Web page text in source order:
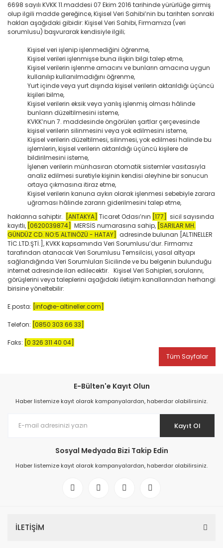
6698 sayılı KVKK 11.maddesi 07 Ekim 2016 tarihinde yürürlüğe girmiş
olup ilgili madde gereğince, Kişisel Veri Sahibi’nin bu tarihten sonraki
hakları aşağıdaki gibidir: Kişisel Veri Sahibi, Firmamıza (veri
sorumlusu) başvurarak kendisiyle ilgili;
Kişisel veri işlenip işlenmediğini öğrenme,
Kişisel verileri işlenmişse buna ilişkin bilgi talep etme,
Kişisel verilerin işlenme amacını ve bunların amacına uygun
kullanılıp kullanılmadığını öğrenme,
Yurt içinde veya yurt dışında kişisel verilerin aktarıldığı üçüncü
kişileri bilme,
Kişisel verilerin eksik veya yanlış işlenmiş olması hâlinde
bunların düzeltilmesini isteme,
KVKK’nun 7. maddesinde öngörülen şartlar çerçevesinde
kişisel verilerin silinmesini veya yok edilmesini isteme,
Kişisel verilerin düzeltilmesi, silinmesi, yok edilmesi halinde bu
işlemlerin, kişisel verilerin aktarıldığı üçüncü kişilere de
bildirilmesini isteme,
İşlenen verilerin münhasıran otomatik sistemler vasıtasıyla
analiz edilmesi suretiyle kişinin kendisi aleyhine bir sonucun
ortaya çıkmasına itiraz etme,
Kişisel verilerin kanuna aykırı olarak işlenmesi sebebiyle zarara
uğraması hâlinde zararın giderilmesini talep etme,
haklarına sahiptir.
[ANTAKYA] Ticaret Odası’nın [177]
sicil sayısında
kayıtlı, [0620039874] MERSİS numarasına sahip, [SARILAR MH.
GÜNDÜZ CD. NO:5 ALTINÖZÜ - HATAY]
adresinde bulunan [ALTINELLER
TİC.LTD.ŞTİ.], KVKK kapsamında Veri Sorumlusu’dur. Firmamız
tarafından atanacak Veri Sorumlusu Temsilcisi, yasal altyapı
sağlandığında Veri Sorumluları Sicilinde ve bu belgenin bulunduğu
internet adresinde ilan edilecektir. Kişisel Veri Sahipleri, sorularını,
görüşlerini veya taleplerini aşağıdaki iletişim kanallarından herhangi
birisine yöneltebilir:
E.posta: [info@e-altineller.com]
Telefon: [0850 303 66 33]
Faks: [0 326 311 40 04]
Tüm Sayfalar
E-Bülten'e Kayıt Olun
Haber listemize kayıt olarak kampanyalardan, haberdar olabilirsiniz.
Kayıt Ol
Sosyal Medyada Bizi Takip Edin
Haber listemize kayıt olarak kampanyalardan, haberdar olabilirsiniz.
İLETİŞİM